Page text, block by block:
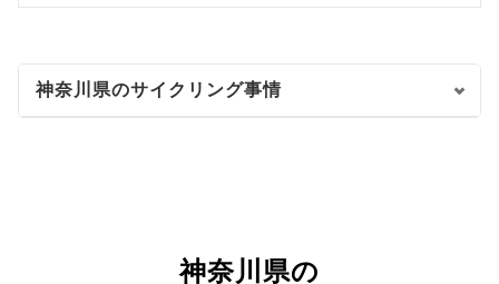
神奈川県のサイクリング事情
神奈川県の